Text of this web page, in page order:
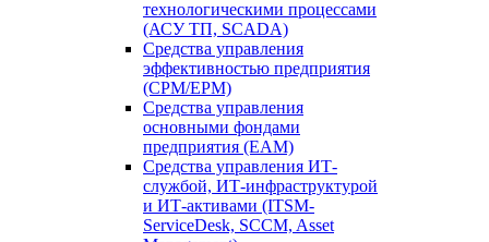
технологическими процессами
(АСУ ТП, SCADA)
Средства управления
эффективностью предприятия
(CPM/EPM)
Средства управления
основными фондами
предприятия (EAM)
Средства управления ИТ-
службой, ИТ-инфраструктурой
и ИТ-активами (ITSM-
ServiceDesk, SCCM, Asset